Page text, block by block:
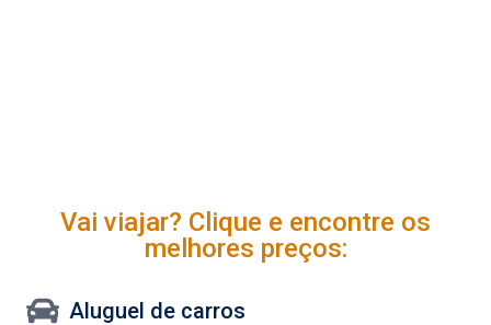
Vai viajar? Clique e encontre os
melhores preços:
Aluguel de carros